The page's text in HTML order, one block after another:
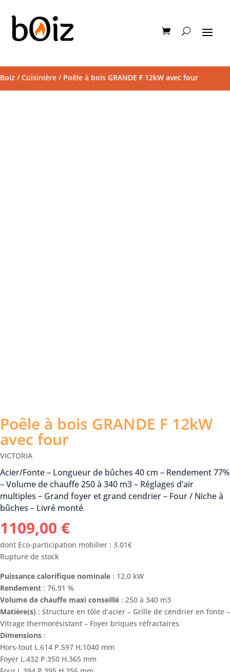
Boiz /Cuisinière / Poêle à bois GRANDE F 12kW avec four
Poêle à bois GRANDE F 12kW
avec four
VICTORIA
Acier/Fonte – Longueur de bûches 40 cm – Rendement 77%
– Volume de chauffe 250 à 340 m3 – Réglages d’air
multiples – Grand foyer et grand cendrier – Four / Niche à
bûches – Livré monté
1109,00 €
dont Eco-participation mobilier : 3.01€
Rupture de stock
Puissance calorifique nominale : 12,0 kW
Rendement : 76.91 %
Volume de chauffe maxi conseillé : 250 à 340 m3
Matière(s) : Structure en tôle d’acier – Grille de cendrier en fonte –
Vitrage thermorésistant – Foyer briques réfractaires
Dimensions :
Hors-tout L.614 P.597 H.1040 mm
Foyer L.432 P.350 H.365 mm